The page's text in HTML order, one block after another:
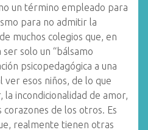
un término empleado para
para no admitir la
muchos colegios que, en
solo un “bálsamo
psicopedagógica a una
ver esos niños, de lo que
la incondicionalidad de amor,
corazones de los otros. Es
realmente tienen otras